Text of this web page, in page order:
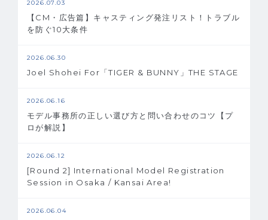
2026.07.03
【CM・広告篇】キャスティング発注リスト！トラブル
を防ぐ10大条件
2026.06.30
Joel Shohei For「TIGER & BUNNY」THE STAGE
2026.06.16
モデル事務所の正しい選び方と問い合わせのコツ【プ
ロが解説】
2026.06.12
[Round 2] International Model Registration
Session in Osaka / Kansai Area!
2026.06.04